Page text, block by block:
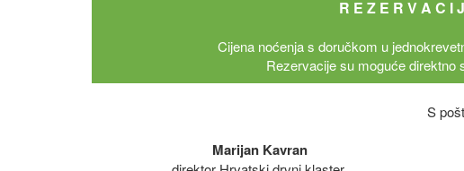
R E Z E R V A C I
Cijena noćenja s doručkom u
Rezervacije su moguće direktno
S
Marijan Kavran